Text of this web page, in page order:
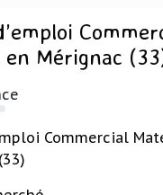
en Mérignac
Commercial